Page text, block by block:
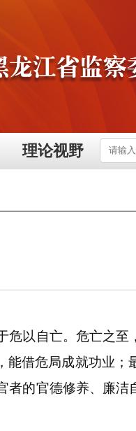
理论视野
以自亡。危亡之至
能借危局成就功业；
者的官德修养、廉洁